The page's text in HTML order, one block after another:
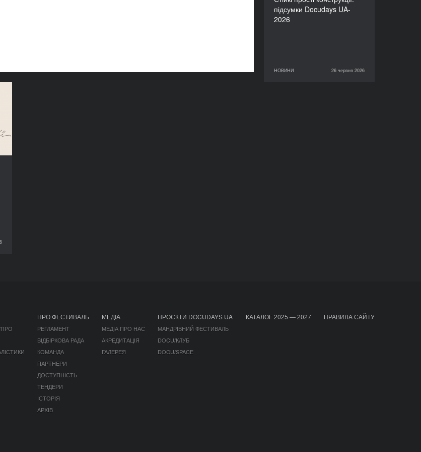
підсумки Docudays UA-
2026
НОВИНИ 26 червня 2026
НОВИНИ
26 червня 2026
ПРО
ПРО ФЕСТИВАЛЬ
РЕГЛАМЕНТ
ВІДБІРКОВА РАДА
КОМАНДА
ПАРТНЕРИ
ДОСТУПНІСТЬ
ТЕНДЕРИ
ІСТОРІЯ
АРХІВ
МЕДІА
МЕДІА ПРО НАС
АКРЕДИТАЦІЯ
ГАЛЕРЕЯ
ПРОЄКТИ DOCUDAYS UA
МАНДРІВНИЙ ФЕСТИВАЛЬ
DOCU/КЛУБ
DOCU/SPACE
КАТАЛОГ 2025 — 2027 ПРАВИЛА САЙТУ